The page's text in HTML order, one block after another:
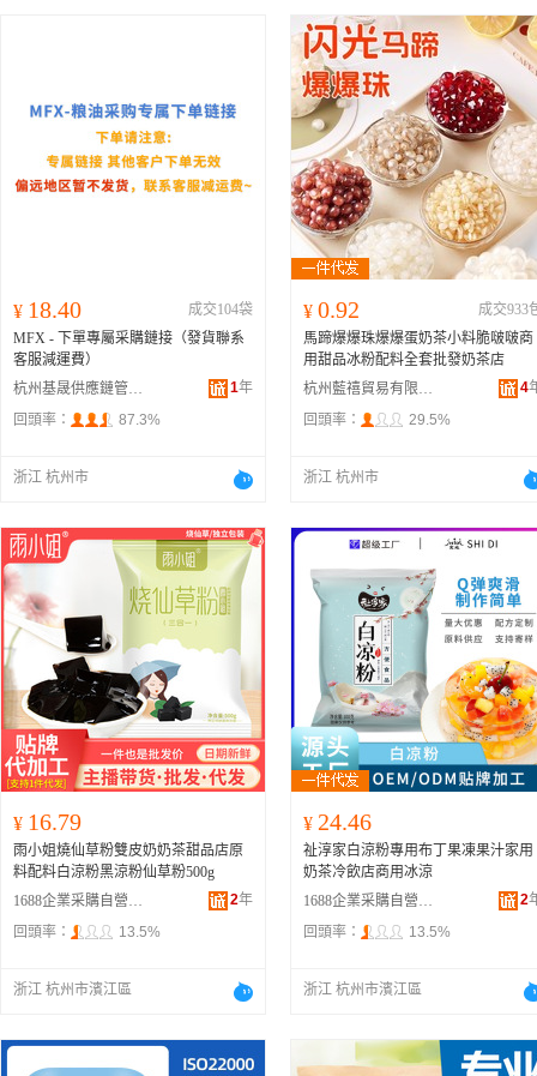
¥ 18.40
成交104袋
MFX - 下單專屬采購鏈接（發貨聯系
客服減運費）
杭州基晟供應鏈管理有限公司
1年
回頭率：
87.3%
浙江 杭州市
¥ 0.92
成交933
馬蹄爆爆珠爆爆蛋奶茶小料脆啵啵商
用甜品冰粉配料全套批發奶茶店
杭州藍禧貿易有限公司
4
回頭率：
29.5%
浙江 杭州市
¥ 16.79
雨小姐燒仙草粉雙皮奶奶茶甜品店原
料配料白涼粉黑涼粉仙草粉500g
1688企業采購自營商城
2年
回頭率：
13.5%
浙江 杭州市濱江區
¥ 24.46
祉淳家白涼粉專用布丁果凍果汁家用
奶茶冷飲店商用冰涼
1688企業采購自營商城
2
回頭率：
13.5%
浙江 杭州市濱江區